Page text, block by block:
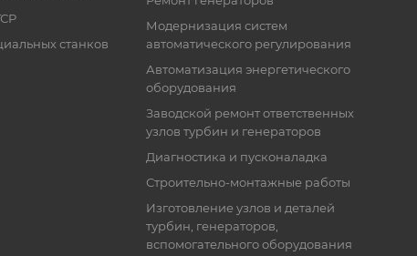
станков
Модернизация систем
автоматического регулирования
Автоматизация энергетического
оборудования
Заводской ремонт ответственных
узлов турбин и генераторов
Диагностика и пусконаладка
Строительно-монтажные работы
Изготовление узлов и деталей
турбин, генераторов,
вспомогательного оборудования